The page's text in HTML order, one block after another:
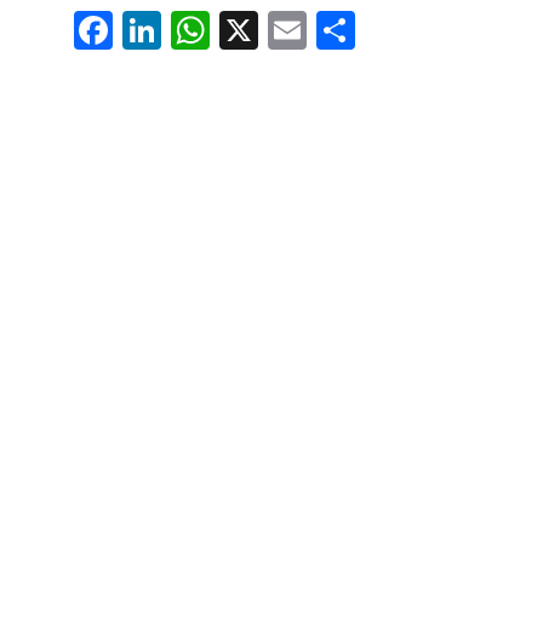
Fa
ce
Li
nk
W
ha
X E
m
Pa